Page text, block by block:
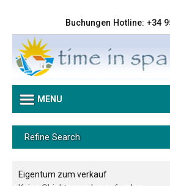
Buchungen Hotline: +34
MENU
Refine Search
Eigentum zum verkauf